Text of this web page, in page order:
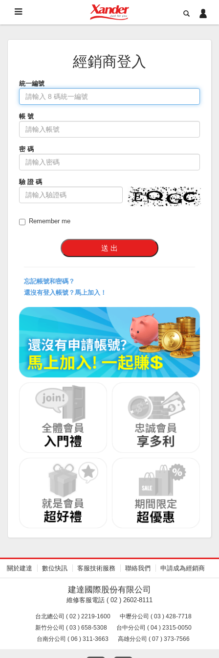
經銷商登入
統一編號
帳 號
密 碼
驗 證 碼
Remember me
忘記帳號和密碼？
還沒有登入帳號？馬上加入！
關於建達 數位快訊 客服技術服務 聯絡我們 申請成為經銷商
建達國際股份有限公司
維修客服電話 ( 02 ) 2602-8111
台北總公司 ( 02 ) 2219-1600
中壢分公司 ( 03 ) 428-7718
新竹分公司 ( 03 ) 658-5308
台中分公司 ( 04 ) 2315-0050
台南分公司 ( 06 ) 311-3663
高雄分公司 ( 07 ) 373-7566